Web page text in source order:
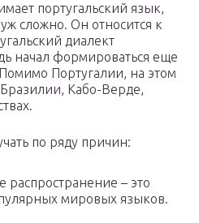
португальский язык,
сложно. Он относится к
диалект
начал формироваться еще
Португалии, на этом
Кабо-Верде,
по ряду причин:
– это
мировых языков.